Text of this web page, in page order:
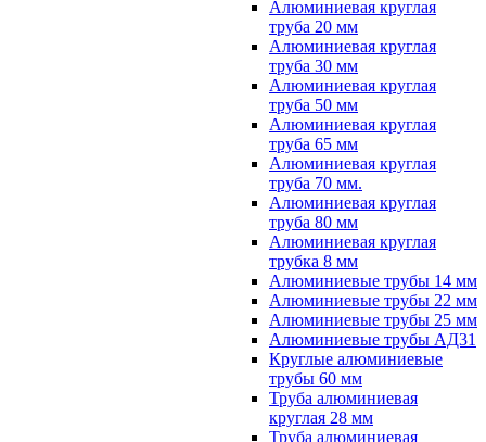
Алюминиевая круглая
труба 20 мм
Алюминиевая круглая
труба 30 мм
Алюминиевая круглая
труба 50 мм
Алюминиевая круглая
труба 65 мм
Алюминиевая круглая
труба 70 мм.
Алюминиевая круглая
труба 80 мм
Алюминиевая круглая
трубка 8 мм
Алюминиевые трубы 14 мм
Алюминиевые трубы 22 мм
Алюминиевые трубы 25 мм
Алюминиевые трубы АД31
Круглые алюминиевые
трубы 60 мм
Труба алюминиевая
круглая 28 мм
Труба алюминиевая